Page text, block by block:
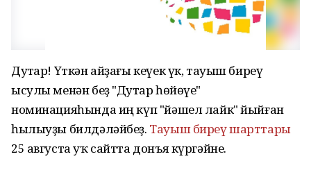
Дуҫтар! Үткән айҙағы кеүек үк, тауыш биреү
ысулы менән беҙ "Дуҫтар һөйөүе"
номинацияһында иң күп "йәшел лайк" йыйған
һылыуҙы билдәләйбеҙ. Тауыш биреү шарттары
25 августа уҡ сайтта донъя күргәйне.